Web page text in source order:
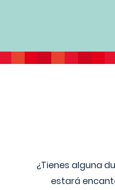
¿Tienes alguna
estará